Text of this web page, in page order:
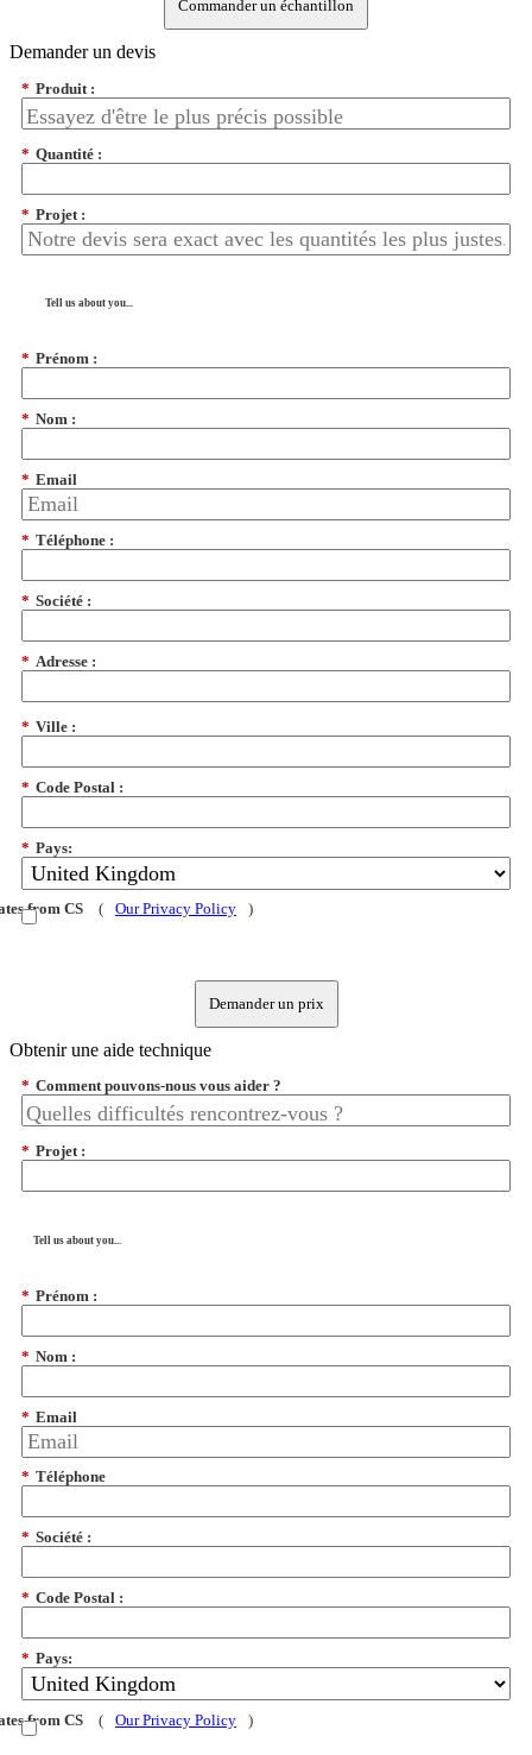
Commander un échantillon
Demander un devis
* Produit :
* Quantité :
* Projet :
Tell us about you...
* Prénom :
* Nom :
* Email
* Téléphone :
* Société :
* Adresse :
* Ville :
* Code Postal :
* Pays:
from CS ( Our Privacy Policy )
Demander un prix
Obtenir une aide technique
* Comment pouvons-nous vous aider ?
* Projet :
Tell us about you...
* Prénom :
* Nom :
* Email
* Téléphone
* Société :
* Code Postal :
* Pays:
from CS ( Our Privacy Policy )